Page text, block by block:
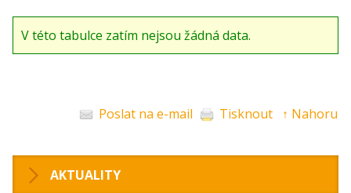
V této tabulce zatím nejsou žádná data.
Poslat na e-mail Tisknout ↑ Nahoru
AKTUALITY